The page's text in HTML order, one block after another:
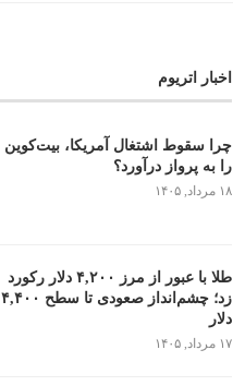
اخبار اتریوم
چرا سقوط اشتغال آمریکا، بیت‌کوین
را به پرواز درآورد؟
۱۸ مرداد, ۱۴۰۵
طلا با عبور از مرز ۴,۲۰۰ دلار رکورد
زد؛ چشم‌انداز صعودی تا سطح ۴,۴۰۰
دلار
۱۷ مرداد, ۱۴۰۵